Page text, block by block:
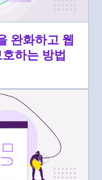
완화하고 웹
하는 방법